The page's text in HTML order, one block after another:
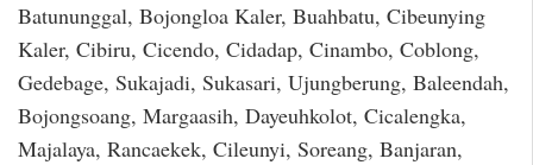
Batununggal, Bojongloa Kaler, Buahbatu, Cibeunying
Kaler, Cibiru, Cicendo, Cidadap, Cinambo, Coblong,
Gedebage, Sukajadi, Sukasari, Ujungberung, Baleendah,
Bojongsoang, Margaasih, Dayeuhkolot, Cicalengka,
Majalaya, Rancaekek, Cileunyi, Soreang, Banjaran,